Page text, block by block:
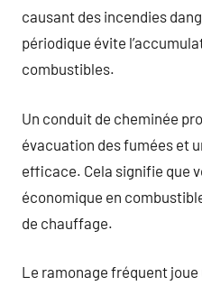
causant des incendies
périodique évite
combustibles.
Un conduit de cheminée
évacuation des fumées et
efficace. Cela signifie que
économique en
de chauffage.
Le ramonage fréquent